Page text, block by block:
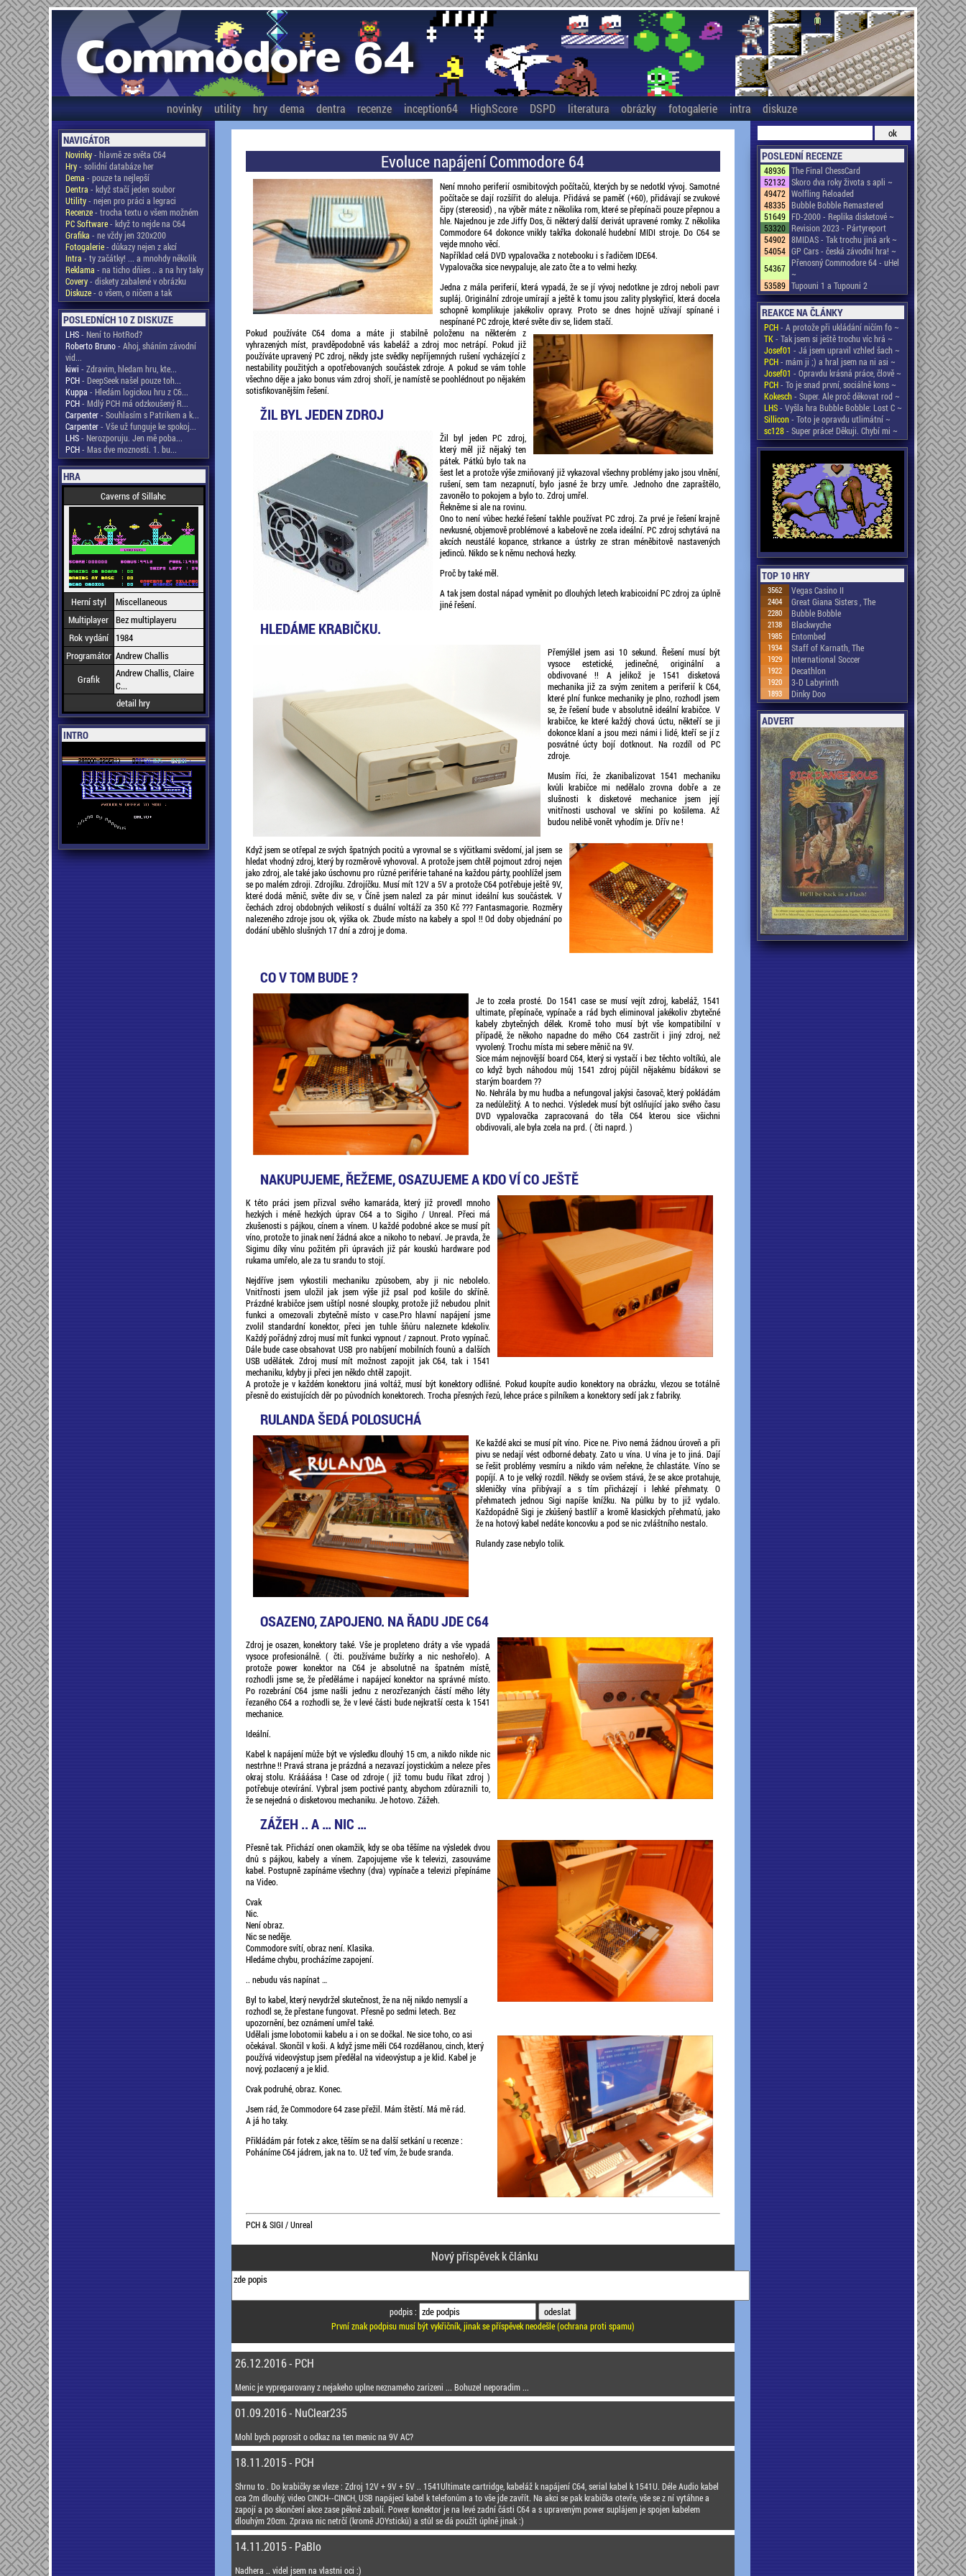
novinky utility hry dema dentra recenze inception64 HighScore DSPD literatura obrázky fotogalerie intra diskuze
NAVIGÁTOR
Novinky- hlavně ze světa C64
Hry- solidní databáze her
Dema - pouze ta nejlepší
Dentra - když stačí jeden soubor
Utility- nejen pro práci a legraci
Recenze- trocha textu o všem možném
PC Software- když to nejde na C64
Grafika - ne vždy jen 320x200
Fotogalerie- důkazy nejen z akcí
Intra - ty začátky! ... a mnohdy několik
Reklama - na ticho dňies .. a na hry taky
Covery- diskety zabalené v obrázku
Diskuze- o všem, o ničem a tak
POSLEDNÍCH 10 Z DISKUZE
LHS- Není to HotRod?
Roberto Bruno- Ahoj, sháním závodní
vid...
kiwi - Zdravim, hledam hru, kte...
PCH- DeepSeek našel pouze toh...
Kuppa - Hledám logickou hru z C6...
PCH- Mdlý PCH má odzkoušený R...
Carpenter- Souhlasím s Patrikem a k...
Carpenter- Vše už funguje ke spokoj...
LHS- Nerozporuju. Jen mě poba...
PCH- Mas dve moznosti. 1. bu...
HRA
Caverns of Sillahc
Herní styl
Miscellaneous
Multiplayer Bez multiplayeru
Rok vydání
1984
Programátor Andrew Challis
Grafik
Andrew Challis, Claire
C...
detail hry
INTRO
Evoluce napájení Commodore 64
Není mnoho periferií osmibitových počítačů, kterých by se nedotkl vývoj. Samotné
počítače se dají rozšířit do aleluja. Přidává se paměť (+60), přidávají se zvukové
čipy (stereosid) , na výběr máte z několika rom, které se přepínači pouze přepnou a
hle. Najednou je zde Jiffy Dos, či některý další derivát upravené romky. Z několika
Commodore 64 dokonce vnikly takřka dokonalé hudební MIDI stroje. Do C64 se
vejde mnoho věcí.
Například celá DVD vypalovačka z notebooku i s řadičem IDE64.
Vypalovačka sice nevypaluje, ale zato čte a to velmi hezky.
Jedna z mála periferií, která vypadá, že se jí vývoj nedotkne je zdroj neboli pavr
supláj. Originální zdroje umírají a ještě k tomu jsou zality plyskyřicí, která docela
schopně komplikuje jakékoliv opravy. Proto se dnes hojně užívají spínané i
nespínané PC zdroje, které světe div se, lidem stačí.
Pokud používáte C64 doma a máte ji stabilně položenu na některém z
vyhrazených míst, pravděpodobně vás kabeláž a zdroj moc netrápí. Pokud již
používáte upravený PC zdroj, někdy jste svědky nepříjemných rušení vycházející z
nestability použitých a opotřebovaných součástek zdroje. A pokud se vám tohle
všechno děje a jako bonus vám zdroj shoří, je namístě se poohlédnout po nějakém
sotisfikovanějším řešení.
ŽIL BYL JEDEN ZDROJ
Žil byl jeden PC zdroj,
který měl již nějaký ten
pátek. Pátků bylo tak na
šest let a protože výše zmiňovaný již vykazoval všechny problémy jako jsou vlnění,
rušení, sem tam nezapnutí, bylo jasné že brzy umře. Jednoho dne zapraštělo,
zavonělo to pokojem a bylo to. Zdroj umřel.
Řekněme si ale na rovinu.
Ono to není vůbec hezké řešení takhle používat PC zdroj. Za prvé je řešení krajně
nevkusné, objemově problémové a kabelově ne zcela ideální. PC zdroj schytává na
akcích neustálé kopance, strkance a ústrky ze stran méněbitově nastavených
jedinců. Nikdo se k němu nechová hezky.
Proč by také měl.
A tak jsem dostal nápad vyměnit po dlouhých letech krabicoidní PC zdroj za úplně
jiné řešení.
HLEDÁME KRABIČKU.
Přemýšlel jsem asi 10 sekund. Řešení musí být
vysoce estetické, jedinečné, originální a
obdivované !! A jelikož je 1541 disketová
mechanika již za svým zenitem a periferií k C64,
které plní funkce mechaniky je plno, rozhodl jsem
se, že řešení bude v absolutně ideální krabičce. V
krabičce, ke které každý chová úctu, někteří se ji
dokonce klaní a jsou mezi námi i lidé, kteří se jí z
posvátné úcty bojí dotknout. Na rozdíl od PC
zdroje.
Musím říci, že zkanibalizovat 1541 mechaniku
kvůli krabičce mi nedělalo zrovna dobře a ze
slušnosti k disketové mechanice jsem její
vnitřnosti uschoval ve skříni po košilema. Až
budou nelibě vonět vyhodím je. Dřív ne !
Když jsem se otřepal ze svých špatných pocitů a vyrovnal se s výčitkami svědomí, jal jsem se
hledat vhodný zdroj, který by rozměrově vyhovoval. A protože jsem chtěl pojmout zdroj nejen
jako zdroj, ale také jako úschovnu pro různé periférie tahané na každou párty, poohlížel jsem
se po malém zdroji. Zdrojíku. Zdrojíčku. Musí mít 12V a 5V a protože C64 potřebuje ještě 9V,
které dodá měnič, světe div se, v Číně jsem nalezl za pár minut ideální kus součástek. V
čechách zdroj obdobných velikostí s duální voltáží za 350 Kč ??? Fantasmagorie. Rozměry
nalezeného zdroje jsou ok, výška ok. Zbude místo na kabely a spol !! Od doby objednání po
dodání uběhlo slušných 17 dní a zdroj je doma.
CO V TOM BUDE ?
Je to zcela prosté. Do 1541 case se musí vejít zdroj, kabeláž, 1541
ultimate, přepínače, vypínače a rád bych eliminoval jakékoliv zbytečné
kabely zbytečných délek. Kromě toho musí být vše kompatibilní v
případě, že někoho napadne do mého C64 zastrčit i jiný zdroj, než
vyvolený. Trochu místa mi sebere měnič na 9V.
Sice mám nejnovější board C64, který si vystačí i bez těchto voltíků, ale
co když bych náhodou můj 1541 zdroj půjčil nějakému bídákovi se
starým boardem ??
No. Nehrála by mu hudba a nefungoval jakýsi časovač, který pokládám
za nedůležitý. A to nechci. Výsledek musí být oslňující jako svého času
DVD vypalovačka zapracovaná do těla C64 kterou sice všichni
obdivovali, ale byla zcela na prd. ( čti naprd. )
NAKUPUJEME, ŘEŽEME, OSAZUJEME A KDO VÍ CO JEŠTĚ
K této práci jsem přizval svého kamaráda, který již provedl mnoho
hezkých i méně hezkých úprav C64 a to Sigiho / Unreal. Přeci má
zkušenosti s pájkou, cínem a vínem. U každé podobné akce se musí pít
víno, protože to jinak není žádná akce a nikoho to nebaví. Je pravda, že
Sigimu díky vínu požitém při úpravách již pár kousků hardware pod
rukama umřelo, ale za tu srandu to stojí.
Nejdříve jsem vykostili mechaniku způsobem, aby ji nic nebolelo.
Vnitřnosti jsem uložil jak jsem výše již psal pod košile do skříně.
Prázdné krabičce jsem uštípl nosné sloupky, protože již nebudou plnit
funkci a omezovali zbytečně místo v case.Pro hlavní napájení jsme
zvolil standardní konektor, přeci jen tuhle šňůru naleznete kdekoliv.
Každý pořádný zdroj musí mít funkci vypnout / zapnout. Proto vypínač.
Dále bude case obsahovat USB pro nabíjení mobilních founů a dalších
USB udělátek. Zdroj musí mít možnost zapojit jak C64, tak i 1541
mechaniku, kdyby ji přeci jen někdo chtěl zapojit.
A protože je v každém konektoru jiná voltáž, musí být konektory odlišné. Pokud koupíte audio konektory na obrázku, vlezou se totálně
přesně do existujících děr po původních konektorech. Trocha přesných řezů, lehce práce s pilníkem a konektory sedí jak z fabriky.
RULANDA ŠEDÁ POLOSUCHÁ
Ke každé akci se musí pít víno. Pice ne. Pivo nemá žádnou úroveň a při
pivu se nedají vést odborné debaty. Zato u vína. U vína je to jiná. Dají
se řešit problémy vesmíru a nikdo vám neřekne, že chlastáte. Víno se
popíjí. A to je velký rozdíl. Někdy se ovšem stává, že se akce protahuje,
skleničky vína přibývají a s tím přicházejí i lehké přehmaty. O
přehmatech jednou Sigi napíše knížku. Na půlku by to již vydalo.
Každopádně Sigi je zkůšený bastlíř a kromě klasických přehmatů, jako
že na hotový kabel nedáte koncovku a pod se nic zvláštního nestalo.
Rulandy zase nebylo tolik.
OSAZENO, ZAPOJENO. NA ŘADU JDE C64
Zdroj je osazen, konektory také. Vše je propleteno dráty a vše vypadá
vysoce profesionálně. ( čti. používáme bužírky a nic neshořelo). A
protože power konektor na C64 je absolutně na špatném místě,
rozhodli jsme se, že předěláme i napájecí konektor na správné místo.
Po rozebrání C64 jsme našli jednu z nerozřezaných částí mého léty
řezaného C64 a rozhodli se, že v levé části bude nejkratší cesta k 1541
mechanice.
Ideální.
Kabel k napájení může být ve výsledku dlouhý 15 cm, a nikdo nikde nic
nestrhne !! Pravá strana je prázdná a nezavazí joystickům a neleze přes
okraj stolu. Kráááása ! Case od zdroje ( již tomu budu říkat zdroj )
potřebuje otevírání. Vybral jsem poctivé panty, abychom zdůraznili to,
že se nejedná o disketovou mechaniku. Je hotovo. Zážeh.
ZÁŽEH .. A … NIC …
Přesně tak. Přichází onen okamžik, kdy se oba těšíme na výsledek dvou
dnů s pájkou, kabely a vínem. Zapojujeme vše k televizi, zasouváme
kabel. Postupně zapínáme všechny (dva) vypínače a televizi přepínáme
na Video.
Cvak
Nic.
Není obraz.
Nic se neděje.
Commodore svítí, obraz není. Klasika.
Hledáme chybu, procházíme zapojení.
.. nebudu vás napínat …
Byl to kabel, který nevydržel skutečnost, že na něj nikdo nemyslí a
rozhodl se, že přestane fungovat. Přesně po sedmi letech. Bez
upozornění, bez oznámení umřel také.
Udělali jsme lobotomii kabelu a i on se dočkal. Ne sice toho, co asi
očekával. Skončil v koši. A když jsme měli C64 rozdělanou, cinch, který
používá videovýstup jsem předělal na videovýstup a je klid. Kabel je
nový, pozlacený a je klid.
Cvak podruhé, obraz. Konec.
Jsem rád, že Commodore 64 zase přežil. Mám štěstí. Má mě rád.
A já ho taky.
Přikládám pár fotek z akce, těším se na další setkání u recenze :
Poháníme C64 jádrem, jak na to. Už teď vím, že bude sranda.
PCH & SIGI / Unreal
Nový příspěvek k článku
podpis :
První znak podpisu musí být vykřičník, jinak se příspěvek neodešle (ochrana proti spamu)
26.12.2016 - PCH
Menic je vypreparovany z nejakeho uplne neznameho zarizeni ... Bohuzel neporadim ...
01.09.2016 - NuClear235
Mohl bych poprosit o odkaz na ten menic na 9V AC?
18.11.2015 - PCH
Shrnu to . Do krabičky se vleze : Zdroj 12V + 9V + 5V .. 1541Ultimate cartridge, kabeláž k napájení C64, serial kabel k 1541U. Déle Audio kabel
cca 2m dlouhý, video CINCH--CINCH, USB napájecí kabel k telefonům a to vše jde zavřít. Na akci se pak krabička otevře, vše se z ní vytáhne a
zapojí a po skončení akce zase pěkně zabalí. Power konektor je na levé zadní části C64 a s upraveným power suplájem je spojen kabelem
dlouhým 20cm. Zprava nic netrčí (kromě JOYsticků) a stůl se dá použít úplně jinak :)
14.11.2015 - PaBlo
Nadhera .. videl jsem na vlastni oci :)
POSLEDNÍ RECENZE
48936 The Final ChessCard
52132 Skoro dva roky života s apli ~
49472 Wolfling Reloaded
48335 Bubble Bobble Remastered
51649 FD-2000 - Replika disketové ~
53320 Revision 2023 - Pártyreport
54902 8MIDAS - Tak trochu jiná ark ~
54054 GP Cars - česká závodní hra! ~
54367 Přenosný Commodore 64 - uHel
~
53589 Tupouni 1 a Tupouni 2
REAKCE NA ČLÁNKY
PCH- A protože při ukládání ničím fo ~
TK- Tak jsem si ještě trochu víc hrá ~
Josef01 - Já jsem upravil vzhled šach ~
PCH- mám ji ;) a hral jsem na ni asi ~
Josef01 - Opravdu krásná práce, člově ~
PCH- To je snad první, sociálně kons ~
Kokesch- Super. Ale proč děkovat rod ~
LHS- Vyšla hra Bubble Bobble: Lost C ~
Sillicon- Toto je opravdu utlimátní ~
sc128- Super práce! Děkuji. Chybí mi ~
TOP 10 HRY
3562 Vegas Casino II
2404 Great Giana Sisters , The
2280 Bubble Bobble
2138 Blackwyche
1985 Entombed
1934 Staff of Karnath, The
1929 International Soccer
1922 Decathlon
1920 3-D Labyrinth
1893 Dinky Doo
ADVERT